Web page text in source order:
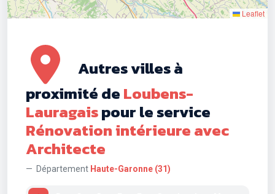
Leaflet
Autres villes à
proximité deLoubens-
Lauragaispour le service
Rénovation intérieure avec
Architecte
Département Haute-Garonne (31)